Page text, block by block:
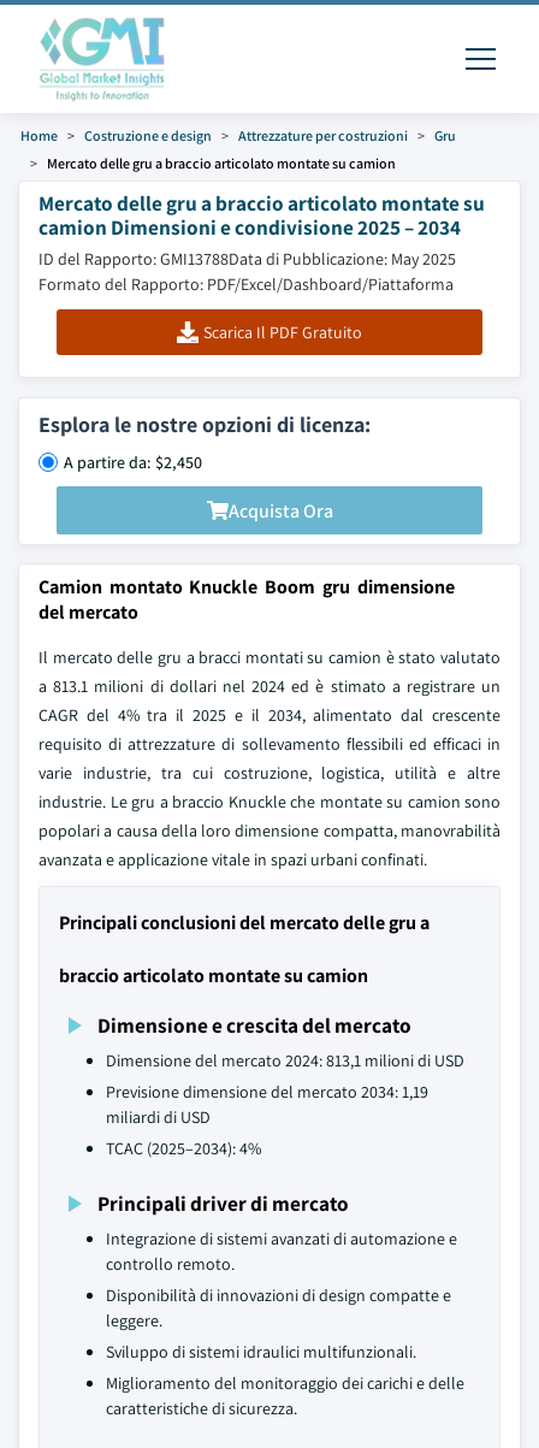
Home Costruzione e design Attrezzature per costruzioni
Gru
Mercato delle gru a braccio articolato montate su camion
Mercato delle gru a braccio articolato montate su
camion Dimensioni e condivisione 2025 – 2034
ID del Rapporto: GMI13788Data di Pubblicazione: May 2025
Formato del Rapporto: PDF/Excel/Dashboard/Piattaforma
Scarica Il PDF Gratuito
Esplora le nostre opzioni di licenza:
A partire da: $2,450
Acquista Ora
Camion montato Knuckle Boom gru dimensione
del mercato
Il mercato delle gru a bracci montati su camion è stato valutato
a 813.1 milioni di dollari nel 2024 ed è stimato a registrare un
CAGR del 4% tra il 2025 e il 2034, alimentato dal crescente
requisito di attrezzature di sollevamento flessibili ed efficaci in
varie industrie, tra cui costruzione, logistica, utilità e altre
industrie. Le gru a braccio Knuckle che montate su camion sono
popolari a causa della loro dimensione compatta, manovrabilità
avanzata e applicazione vitale in spazi urbani confinati.
Principali conclusioni del mercato delle gru a
braccio articolato montate su camion
Dimensione e crescita del mercato
Dimensione del mercato 2024: 813,1 milioni di USD
Previsione dimensione del mercato 2034: 1,19
miliardi di USD
TCAC (2025–2034): 4%
Principali driver di mercato
Integrazione di sistemi avanzati di automazione e
controllo remoto.
Disponibilità di innovazioni di design compatte e
leggere.
Sviluppo di sistemi idraulici multifunzionali.
Miglioramento del monitoraggio dei carichi e delle
caratteristiche di sicurezza.